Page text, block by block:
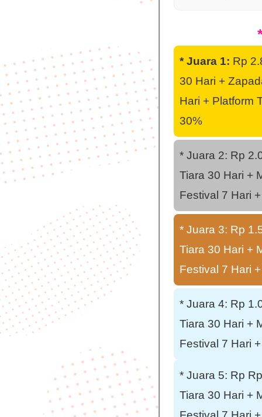
* Juara 1: Rp
30 Hari +
Hari + Platform
30%
* Juara 2: Rp
Tiara 30 Hari +
Festival 7 Hari
* Juara 3: Rp
Tiara 30 Hari +
Festival 7 Hari
* Juara 4: Rp
Tiara 30 Hari +
Festival 7 Hari
* Juara 5: Rp
Tiara 30 Hari +